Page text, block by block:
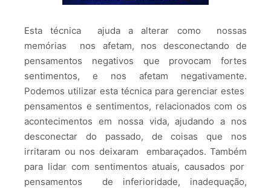
Esta técnica ajuda a alterar como nossas
memórias nos afetam, nos desconectando de
pensamentos negativos que provocam fortes
sentimentos, e nos afetam negativamente.
Podemos utilizar esta técnica para gerenciar estes
pensamentos e sentimentos, relacionados com os
acontecimentos em nossa vida, ajudando a nos
desconectar do passado, de coisas que nos
irritaram ou nos deixaram embaraçados. Também
para lidar com sentimentos atuais, causados por
pensamentos de inferioridade, inadequação,